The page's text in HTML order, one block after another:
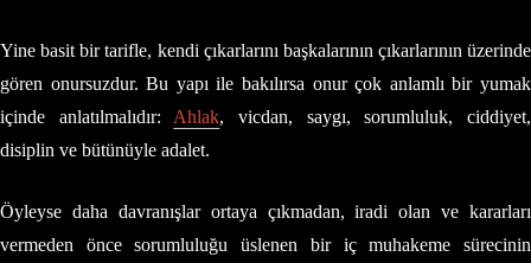
Yine basit bir tarifle, kendi çıkarlarını başkalarının çıkarlarının üzerinde
gören onursuzdur. Bu yapı ile bakılırsa onur çok anlamlı bir yumak
içinde anlatılmalıdır: Ahlak, vicdan, saygı, sorumluluk, ciddiyet,
disiplin ve bütünüyle adalet.
Öyleyse daha davranışlar ortaya çıkmadan, iradi olan ve kararları
vermeden önce sorumluluğu üslenen bir iç muhakeme sürecinin